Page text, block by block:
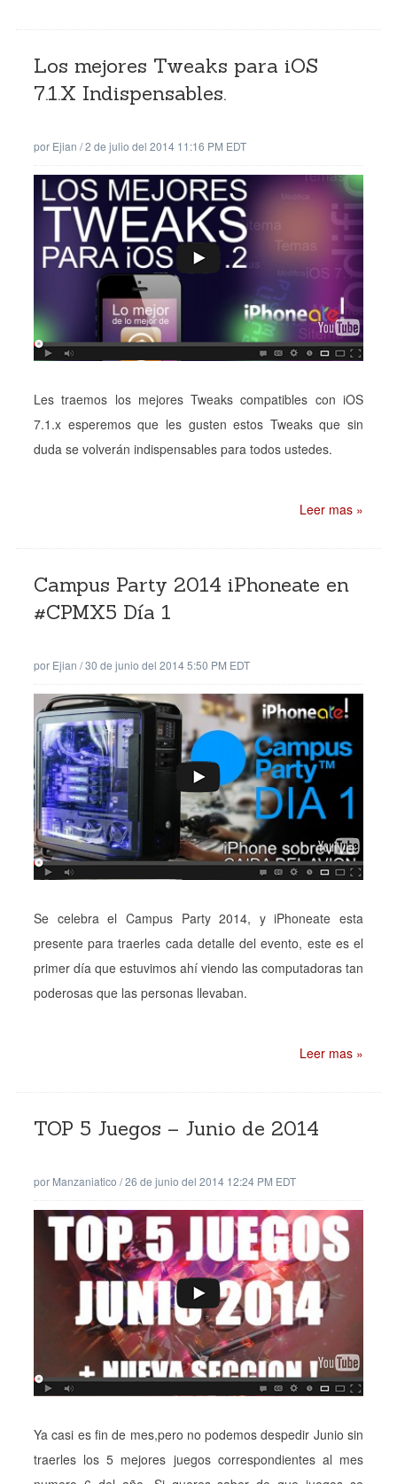
Los mejores Tweaks para iOS
7.1.X Indispensables.
por Ejian /2 de julio del 2014 11:16 PM EDT
Les traemos los mejores Tweaks compatibles con iOS
7.1.x esperemos que les gusten estos Tweaks que sin
duda se volverán indispensables para todos ustedes.
Leer mas »
Campus Party 2014 iPhoneate en
#CPMX5 Día 1
por Ejian /30 de junio del 2014 5:50 PM EDT
Se celebra el Campus Party 2014, y iPhoneate esta
presente para traerles cada detalle del evento, este es el
primer día que estuvimos ahí viendo las computadoras tan
poderosas que las personas llevaban.
Leer mas »
TOP 5 Juegos – Junio de 2014
por Manzaniatico /26 de junio del 2014 12:24 PM EDT
Ya casi es fin de mes,pero no podemos despedir Junio sin
traerles los 5 mejores juegos correspondientes al mes